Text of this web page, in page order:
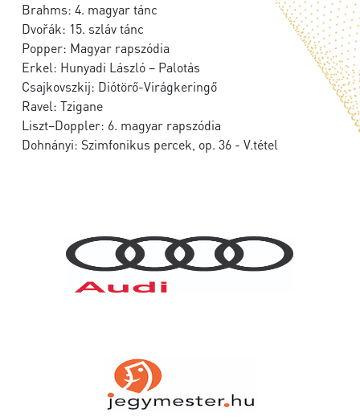
Brahms: 4. magyar tánc
Dvořák: 15. szláv tánc
Popper: Magyar rapszódia
Erkel: Hunyadi László – Palotás
Csajkovszkij: Diótörő-Virágkeringő
Ravel: Tzigane
Liszt–Doppler: 6. magyar rapszódia
Dohnányi: Szimfonikus percek, op. 36 - V.tétel